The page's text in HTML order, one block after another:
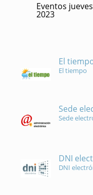
Eventos
2023
El
El tiempo
Sede
Sede
DNI
DNI